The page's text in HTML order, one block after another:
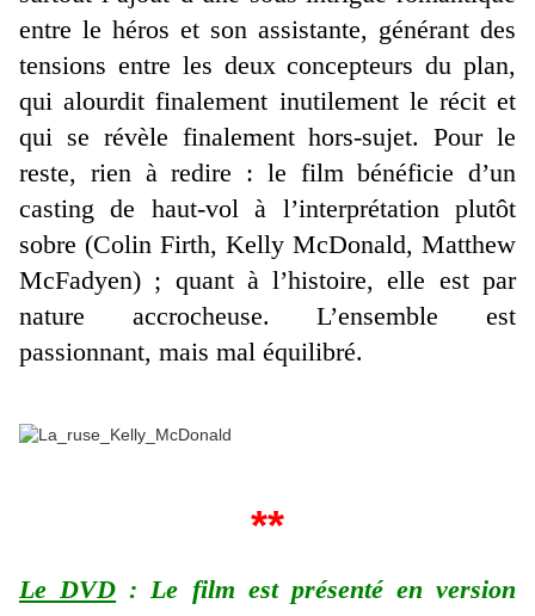
entre le héros et son assistante, générant des
tensions entre les deux concepteurs du plan,
qui alourdit finalement inutilement le récit et
qui se révèle finalement hors-sujet. Pour le
reste, rien à redire : le film bénéficie d’un
casting de haut-vol à l’interprétation plutôt
sobre (Colin Firth, Kelly McDonald, Matthew
McFadyen) ; quant à l’histoire, elle est par
nature accrocheuse. L’ensemble est
passionnant, mais mal équilibré.
**
Le DVD : Le film est présenté en version